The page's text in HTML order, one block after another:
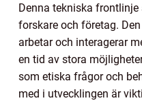
Denna tekniska
forskare och företag.
arbetar och interagerar
en tid av stora
som etiska frågor och
med i utvecklingen är